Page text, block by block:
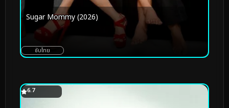
Sugar Mommy (2026)
ซับไทย
6.7